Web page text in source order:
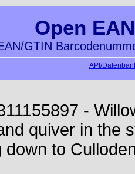
Open
GTIN
API/
-
quiver in the
down to